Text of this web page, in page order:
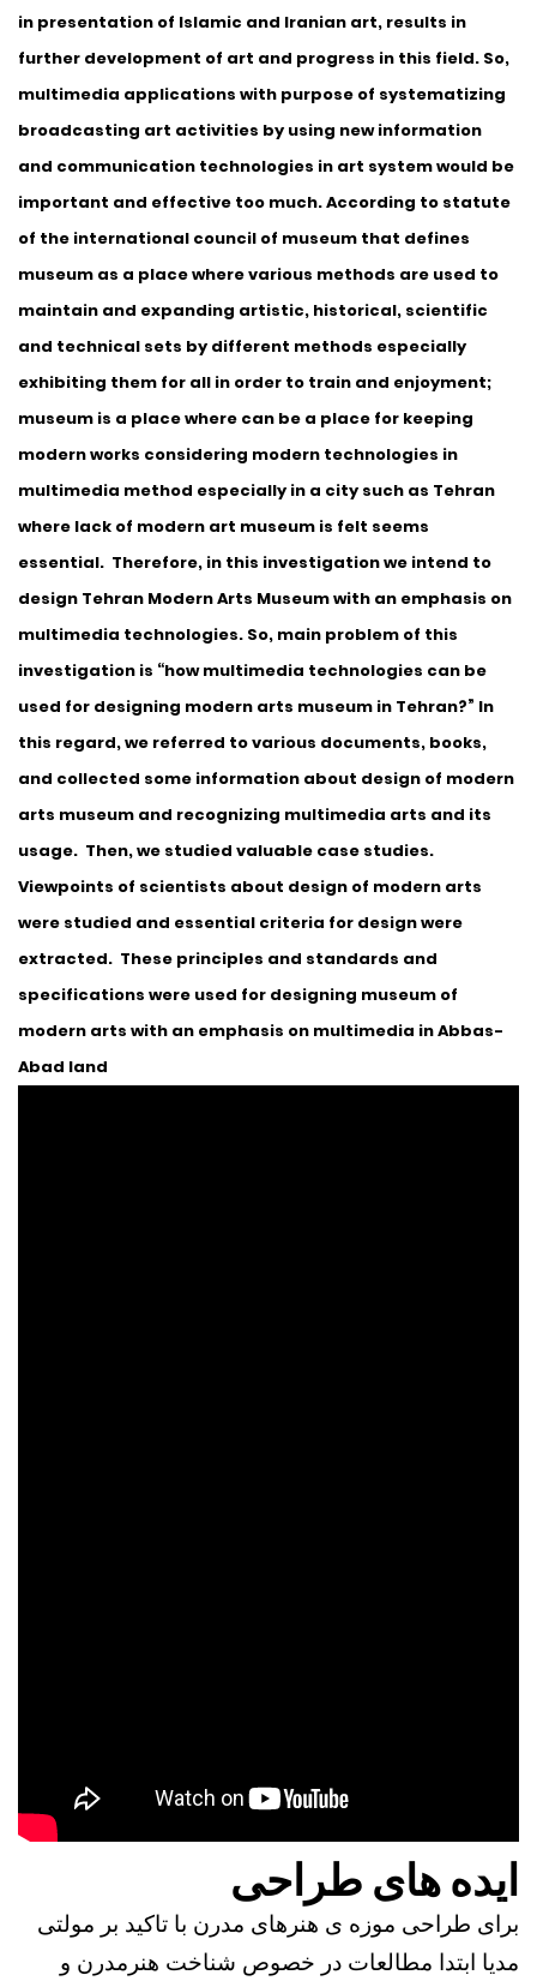
in presentation of Islamic and Iranian art, results in
further development of art and progress in this field. So,
multimedia applications with purpose of systematizing
broadcasting art activities by using new information
and communication technologies in art system would be
important and effective too much. According to statute
of the international council of museum that defines
museum as a place where various methods are used to
maintain and expanding artistic, historical, scientific
and technical sets by different methods especially
exhibiting them for all in order to train and enjoyment;
museum is a place where can be a place for keeping
modern works considering modern technologies in
multimedia method especially in a city such as Tehran
where lack of modern art museum is felt seems
essential. Therefore, in this investigation we intend to
design Tehran Modern Arts Museum with an emphasis on
multimedia technologies. So, main problem of this
investigation is “how multimedia technologies can be
used for designing modern arts museum in Tehran?” In
this regard, we referred to various documents, books,
and collected some information about design of modern
arts museum and recognizing multimedia arts and its
usage. Then, we studied valuable case studies.
Viewpoints of scientists about design of modern arts
were studied and essential criteria for design were
extracted. These principles and standards and
specifications were used for designing museum of
modern arts with an emphasis on multimedia in Abbas-
Abad land
ایده های طراحی
برای طراحی موزه ی هنرهای مدرن با تاکید بر مولتی
مدیا ابتدا مطالعات در خصوص شناخت هنرمدرن و